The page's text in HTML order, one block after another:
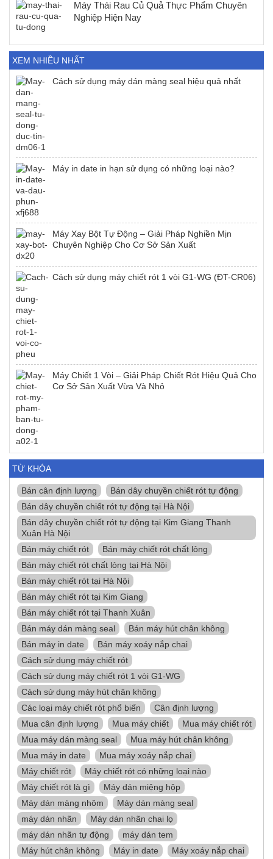
Máy Thái Rau Củ Quả Thực Phẩm Chuyên
Nghiệp Hiện Nay
XEM NHIỀU NHẤT
Cách sử dụng máy dán màng seal hiệu quả nhất
Máy in date in hạn sử dụng có những loại nào?
Máy Xay Bột Tự Động – Giải Pháp Nghiền Mịn
Chuyên Nghiệp Cho Cơ Sở Sản Xuất
Cách sử dụng máy chiết rót 1 vòi G1-WG (ĐT-CR06)
Máy Chiết 1 Vòi – Giải Pháp Chiết Rót Hiệu Quả Cho
Cơ Sở Sản Xuất Vừa Và Nhỏ
TỪ KHÓA
Bán cân định lượng
Bán dây chuyền chiết rót tự động
Bán dây chuyền chiết rót tự động tại Hà Nội
Bán dây chuyền chiết rót tự động tại Kim Giang Thanh
Xuân Hà Nội
Bán máy chiết rót
Bán máy chiết rót chất lỏng
Bán máy chiết rót chất lỏng tại Hà Nội
Bán máy chiết rót tại Hà Nội
Bán máy chiết rót tại Kim Giang
Bán máy chiết rót tại Thanh Xuân
Bán máy dán màng seal
Bán máy hút chân không
Bán máy in date
Bán máy xoáy nắp chai
Cách sử dụng máy chiết rót
Cách sử dụng máy chiết rót 1 vòi G1-WG
Cách sử dụng máy hút chân không
Các loại máy chiết rót phổ biến
Cân định lượng
Mua cân định lượng
Mua máy chiết
Mua máy chiết rót
Mua máy dán màng seal
Mua máy hút chân không
Mua máy in date
Mua máy xoáy nắp chai
Máy chiết rót
Máy chiết rót có những loại nào
Máy chiết rót là gì
Máy dán miệng hộp
Máy dán màng nhôm
Máy dán màng seal
máy dán nhãn
Máy dán nhãn chai lọ
máy dán nhãn tự động
máy dán tem
Máy hút chân không
Máy in date
Máy xoáy nắp chai